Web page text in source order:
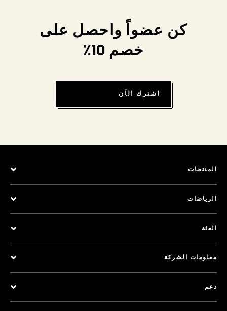
كن عضواً واحصل على
خصم 10٪
اشترك الآن
المنتجات
الرياضات
الفئة
معلومات الشركة
دعم